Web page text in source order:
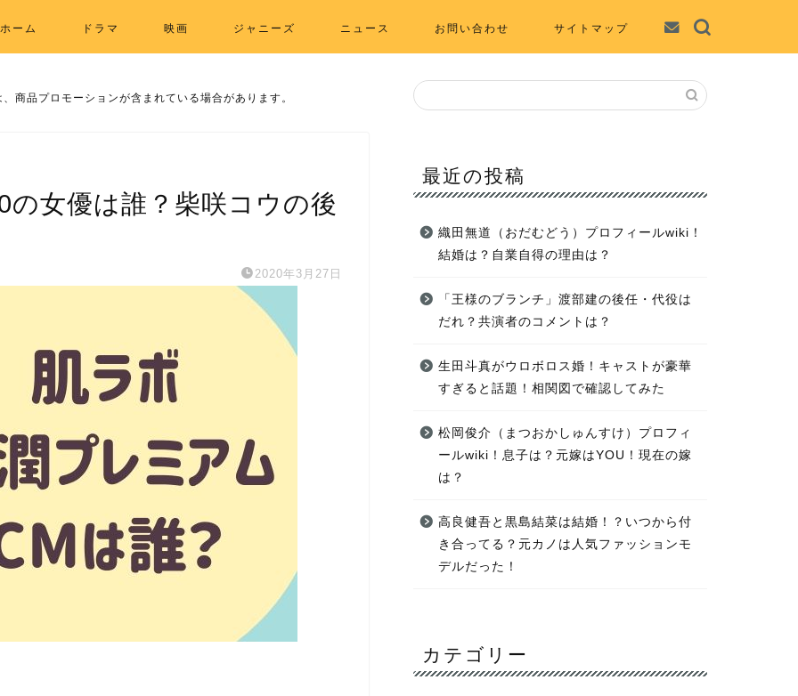
ホーム ドラマ 映画 ジャニーズ ニュース お問い合わせ サイトマップ
商品プロモーションが含まれている場合があります。
女優は誰？柴咲コウの後
2020年3月27日
最近の投稿
織田無道（おだむどう）プロフィールwiki！
結婚は？自業自得の理由は？
「王様のブランチ」渡部建の後任・代役は
だれ？共演者のコメントは？
生田斗真がウロボロス婚！キャストが豪華
すぎると話題！相関図で確認してみた
松岡俊介（まつおかしゅんすけ）プロフィ
ールwiki！息子は？元嫁はYOU！現在の嫁
は？
高良健吾と黒島結菜は結婚！？いつから付
き合ってる？元カノは人気ファッションモ
デルだった！
カテゴリー